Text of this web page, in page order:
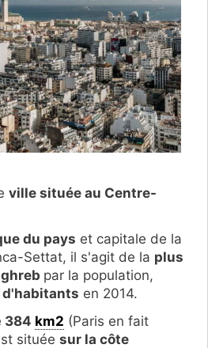
ville située au Centre-
du pays et capitale de la
Settat, il s'agit de la plus
par la population,
en 2014.
384 km2 (Paris en fait
située sur la côte